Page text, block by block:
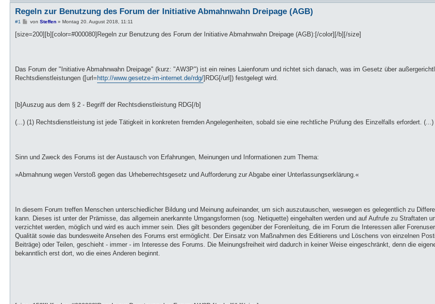
Regeln zur Benutzung des Forum der Initiative Abmahnwahn Dreipage (AGB)
#1
B
i
von Steffen» Montag 20. August 2018, 11:11
[size=200][b][color=#000080]Regeln zur Benutzung des Forum der Initiative Abmahnwahn Dreipage (AGB):[/color][/b][/size]
Das Forum der "Initiative Abmahnwahn Dreipage" (kurz: "AW3P") ist ein reines Laienforum und richtet sich danach, was im Gesetz über
Rechtsdienstleistungen ([url= http://www.gesetze-im-internet.de/rdg/]RDG[/url]) festgelegt wird.
[b]Auszug aus dem § 2 - Begriff der Rechtsdienstleistung RDG[/b]
(...) (1) Rechtsdienstleistung ist jede Tätigkeit in konkreten fremden Angelegenheiten, sobald sie eine rechtliche Prüfung des Einzelfalls erfordert. (...)
Sinn und Zweck des Forums ist der Austausch von Erfahrungen, Meinungen und Informationen zum Thema:
»Abmahnung wegen Verstoß gegen das Urheberrechtsgesetz und Aufforderung zur Abgabe einer Unterlassungserklärung.«
In diesem Forum treffen Menschen unterschiedlicher Bildung und Meinung aufeinander, um sich auszutauschen, weswegen es gelegentlich zu
kann. Dieses ist unter der Prämisse, das allgemein anerkannte Umgangsformen (sog. Netiquette) eingehalten werden und auf Aufrufe zu Straftaten
verzichtet werden, möglich und wird es auch immer sein. Dies gilt besonders gegenüber der Forenleitung, die im Forum die Interessen aller
Qualität sowie das bundesweite Ansehen des Forums erst ermöglicht. Der Einsatz von Maßnahmen des Editierens und Löschens von einzelnen
Beiträge) oder Teilen, geschieht - immer - im Interesse des Forums. Die Meinungsfreiheit wird dadurch in keiner Weise eingeschränkt, denn die
bekanntlich erst dort, wo die eines Anderen beginnt.